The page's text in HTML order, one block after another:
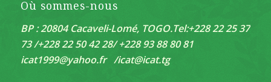
Où sommes-nous
BP : 20804 Cacaveli-Lomé, TOGO.Tel:+228 22 25 37
73 /+228 22 50 42 28/ +228 93 88 80 81
icat1999@yahoo.fr /icat@icat.tg